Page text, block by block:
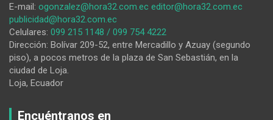
las
calles
de
la
ciudad
E-mail: ogonzalez@hora32.com.ec editor@hora32.com.ec
publicidad@hora32.com.ec
Celulares: 099 215 1148 / 099 754 4222
Dirección: Bolívar 209-52, entre Mercadillo y Azuay (segundo
piso), a pocos metros de la plaza de San Sebastián, en la
ciudad de Loja.
Loja, Ecuador
Encuéntranos en